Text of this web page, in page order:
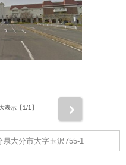
表示【1/1】
県大分市大字玉沢755-1